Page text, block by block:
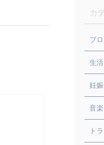
ブ
生活
妊
音楽
ト